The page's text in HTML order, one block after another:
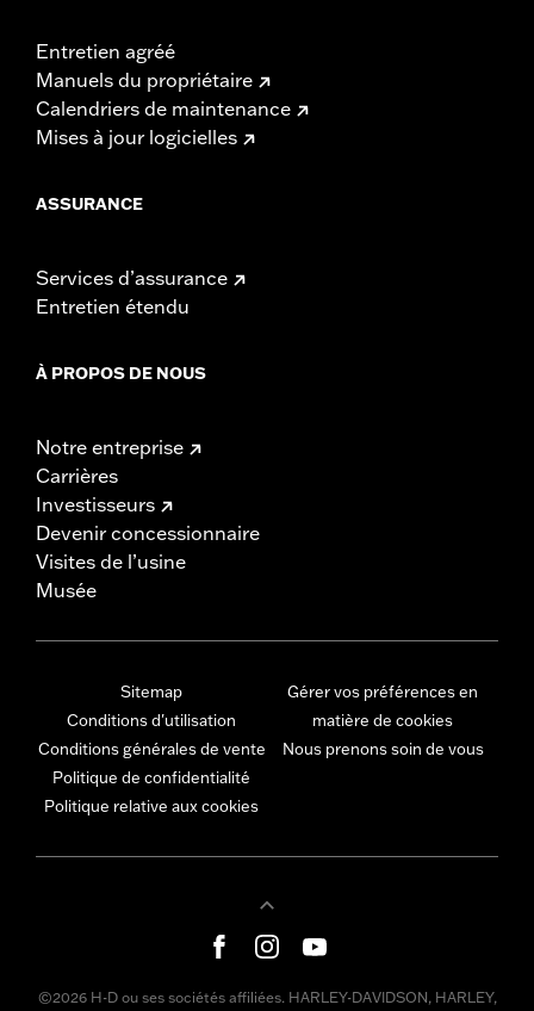
Entretien agréé
Manuels du propriétaire
Calendriers de maintenance
Mises à jour logicielles
ASSURANCE
Services d’assurance
Entretien étendu
À PROPOS DE NOUS
Notre entreprise
Carrières
Investisseurs
Devenir concessionnaire
Visites de l’usine
Musée
Sitemap
Conditions d'utilisation
Conditions générales de vente
Politique de confidentialité
Politique relative aux cookies
Gérer vos préférences en
matière de cookies
Nous prenons soin de vous
©2026 H-D ou ses sociétés affiliées. HARLEY-DAVIDSON, HARLEY,